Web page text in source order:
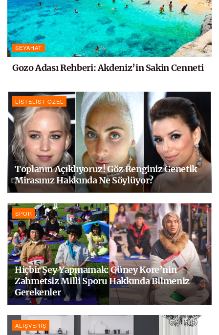
SEYAHAT
Gozo Adası Rehberi: Akdeniz’in Sakin Cenneti
LISTELIST ÖZEL
Toplanın Açıklıyoruz! Göz Renginiz Genetik
Mirasınız Hakkında Ne Söylüyor?
SPOR
Hiçbir Şey Yapmamak: Güney Kore’nin
Zahmetsiz Milli Sporu Hakkında Bilmeniz
Gerekenler
ALIŞVERIŞ